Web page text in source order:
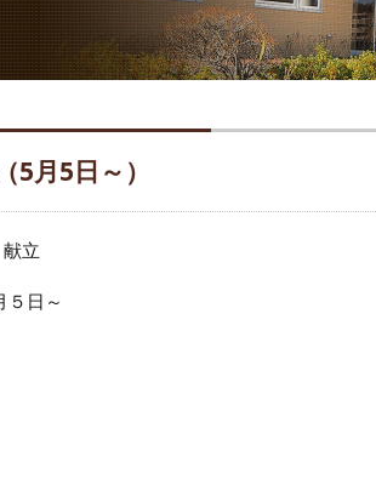
5月5日～）
献立
５日～